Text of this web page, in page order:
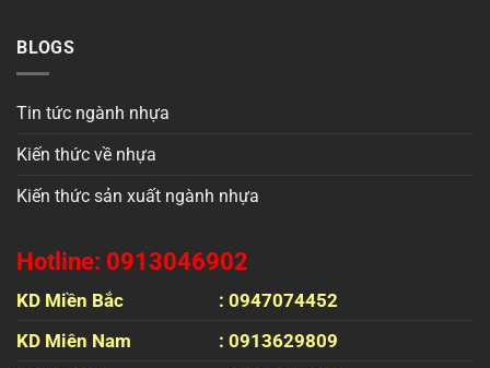
BLOGS
Tin tức ngành nhựa
Kiến thức về nhựa
Kiến thức sản xuất ngành nhựa
Hotline: 0913046902
KD Miền Bắc
: 0947074452
KD Miên Nam
: 0913629809